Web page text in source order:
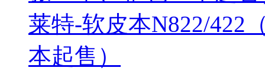
莱特-软皮本N822/422
本起售）